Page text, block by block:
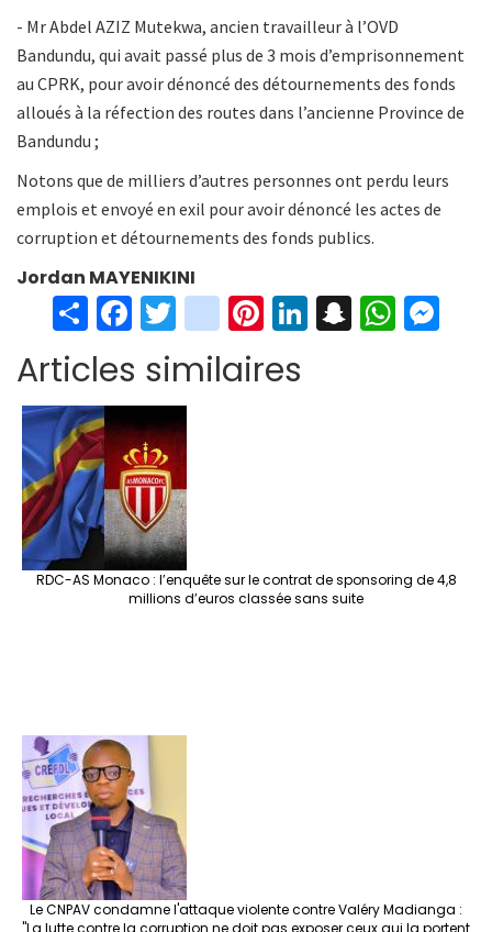
- Mr Abdel AZIZ Mutekwa, ancien travailleur à l’OVD
Bandundu, qui avait passé plus de 3 mois d’emprisonnement
au CPRK, pour avoir dénoncé des détournements des fonds
alloués à la réfection des routes dans l’ancienne Province de
Bandundu ;
Notons que de milliers d’autres personnes ont perdu leurs
emplois et envoyé en exil pour avoir dénoncé les actes de
corruption et détournements des fonds publics.
Jordan MAYENIKINI
S
h
ar
e
Fa
ce
b
o
o
k
T
wi
tt
er
in
st
ag
Pi
er
Li S W
Articles similaires
RDC-AS Monaco : l’enquête sur le contrat de sponsoring de 4,8
millions d’euros classée sans suite
Le CNPAV condamne l'attaque violente contre Valéry Madianga :